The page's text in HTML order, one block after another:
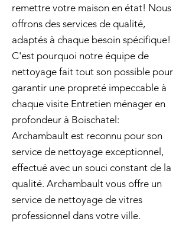
remettre votre maison en état! Nous
offrons des services de qualité,
adaptés à chaque besoin spécifique!
C'est pourquoi notre équipe de
nettoyage fait tout son possible pour
garantir une propreté impeccable à
chaque visite Entretien ménager en
profondeur à Boischatel:
Archambault est reconnu pour son
service de nettoyage exceptionnel,
effectué avec un souci constant de la
qualité. Archambault vous offre un
service de nettoyage de vitres
professionnel dans votre ville.